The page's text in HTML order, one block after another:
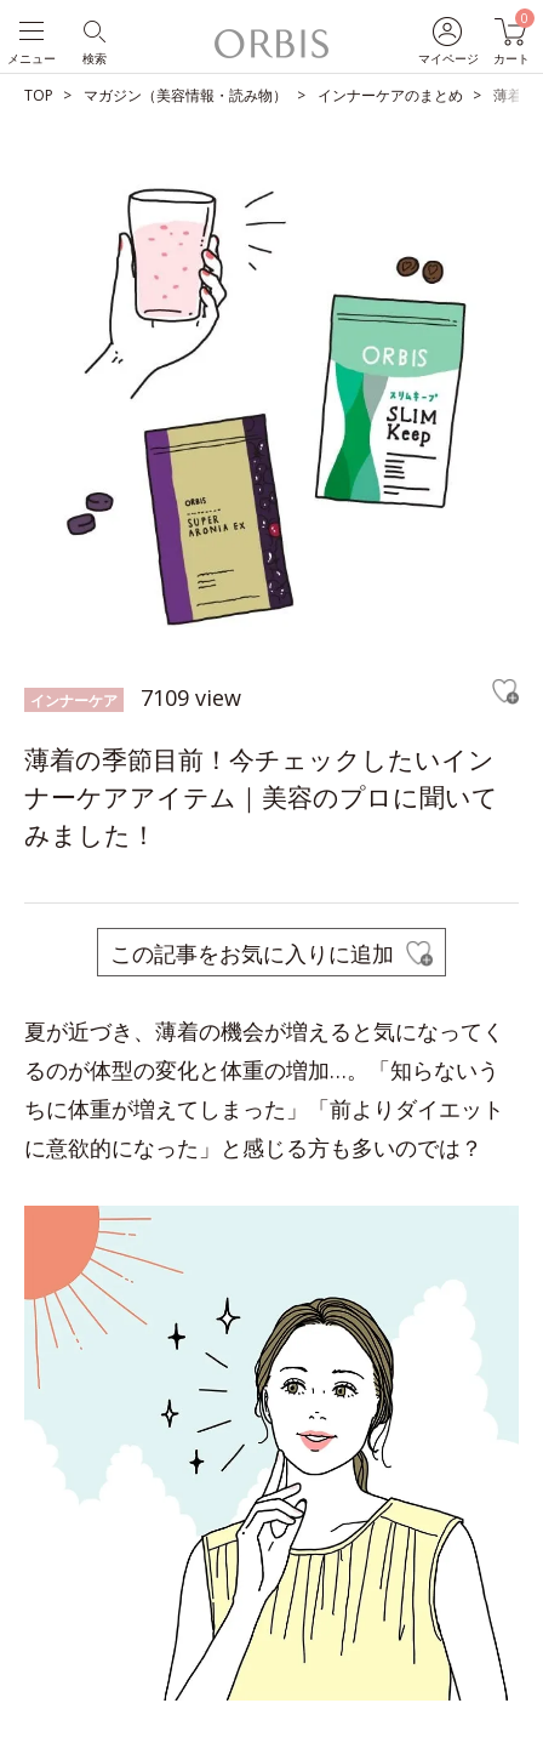
マイページ
0
カート
検索
メニュー
TOP マガジン（美容情報・読み物） インナーケアのまとめ 薄着の
インナーケア 7109 view
薄着の季節目前！今チェックしたいイン
ナーケアアイテム｜美容のプロに聞いて
みました！
この記事をお気に入りに追加
夏が近づき、薄着の機会が増えると気になってく
るのが体型の変化と体重の増加…。「知らないう
ちに体重が増えてしまった」「前よりダイエット
に意欲的になった」と感じる方も多いのでは？